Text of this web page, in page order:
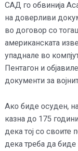
САД го обвинија
на доверливи
во договор со
американската
упаднале во
Пентагон и
документи за
Ако биде осуден,
казна до 175
дека тој со своите
дека треба да